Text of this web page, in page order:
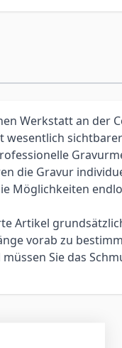
Werkstatt an der
wesentlich
die Gravur
Möglichkeiten
Artikel
vorab zu
Sie das